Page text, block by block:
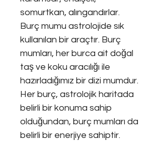
somurtkan, alıngandırlar.
Burç mumu astrolojide sık
kullanılan bir araçtır. Burç
mumları, her burca ait doğal
taş ve koku aracılığı ile
hazırladığımız bir dizi mumdur.
Her burç, astrolojik haritada
belirli bir konuma sahip
olduğundan, burç mumları da
belirli bir enerjiye sahiptir.